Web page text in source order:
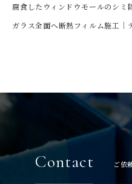
腐食したウィンドウモールのシミ
ガラス全面へ断熱フィルム施工｜
Contact ご依